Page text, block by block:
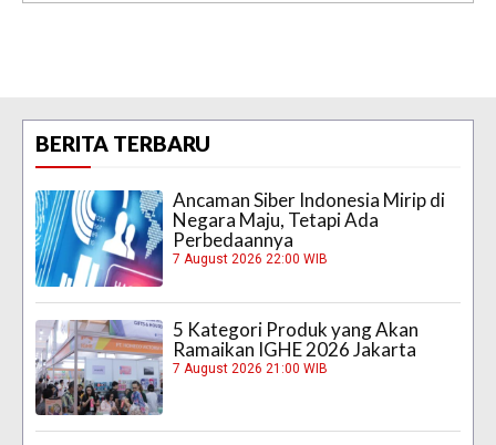
BERITA TERBARU
Ancaman Siber Indonesia Mirip di
Negara Maju, Tetapi Ada
Perbedaannya
7 August 2026 22:00 WIB
5 Kategori Produk yang Akan
Ramaikan IGHE 2026 Jakarta
7 August 2026 21:00 WIB